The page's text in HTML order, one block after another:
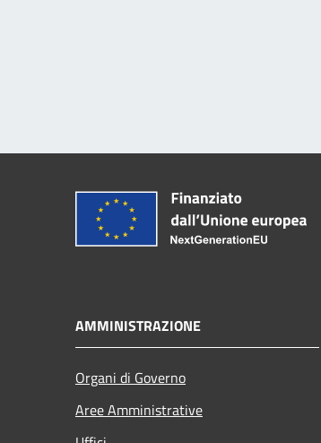
AMMINISTRAZIONE
Organi di Governo
Aree Amministrative